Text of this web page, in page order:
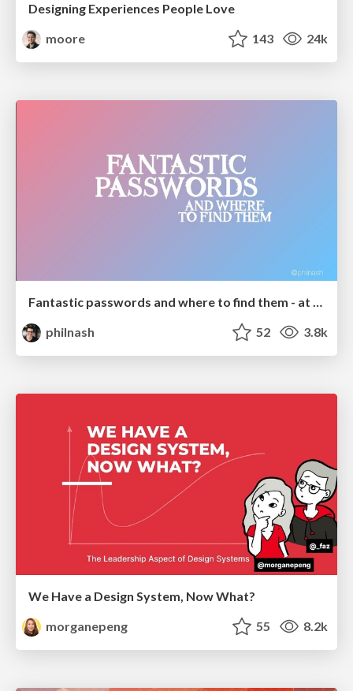
Designing Experiences People Love
moore
143 24k
Fantastic passwords and where to find them - at NoRuKo
philnash
52 3.8k
We Have a Design System, Now What?
morganepeng
55 8.2k